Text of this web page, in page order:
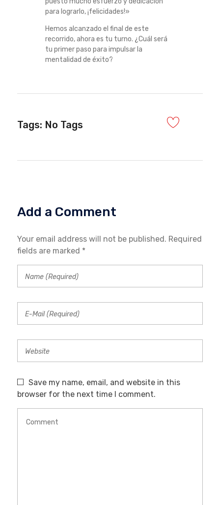
para lograrlo, ¡felicidades!»
Hemos alcanzado el final de este
recorrido, ahora es tu turno. ¿Cuál será
tu primer paso para impulsar la
mentalidad de éxito?
Tags: No Tags
Add a Comment
Your email address will not be published. Required
fields are marked *
Save my name, email, and website in this
browser for the next time I comment.